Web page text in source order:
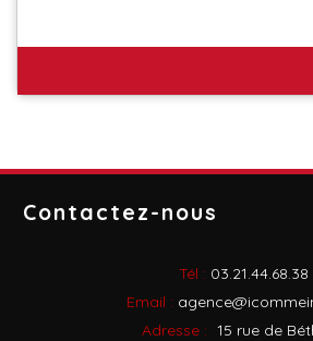
Contactez-nous
Tél : 03.21.44.68.38
Email :
Adresse : 15 rue de